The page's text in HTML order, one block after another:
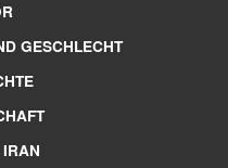
GESCHLECHT